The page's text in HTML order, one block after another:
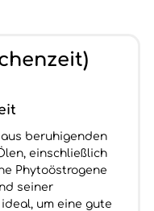
beruhigenden
einschließlich
Phytoöstrogene
seiner
um eine gute